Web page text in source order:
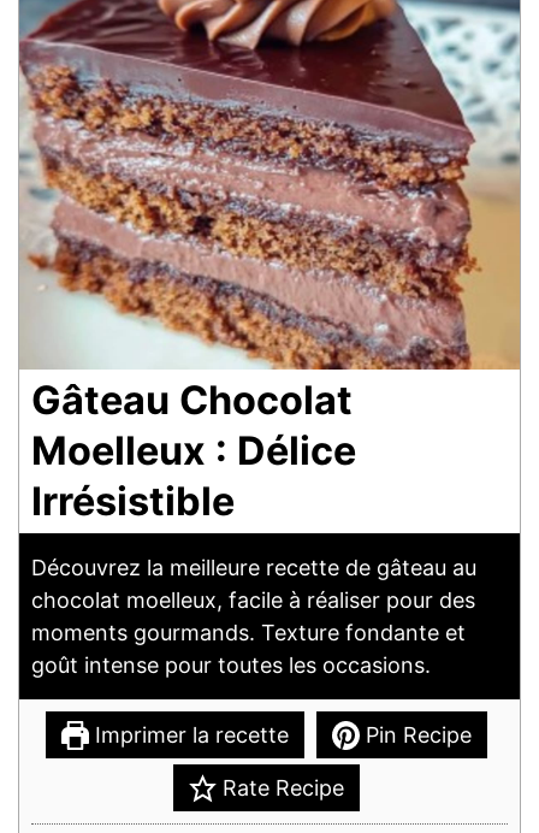
Gâteau Chocolat
Moelleux : Délice
Irrésistible
Découvrez la meilleure recette de gâteau au
chocolat moelleux, facile à réaliser pour des
moments gourmands. Texture fondante et
goût intense pour toutes les occasions.
Imprimer la recette Pin Recipe
Rate Recipe